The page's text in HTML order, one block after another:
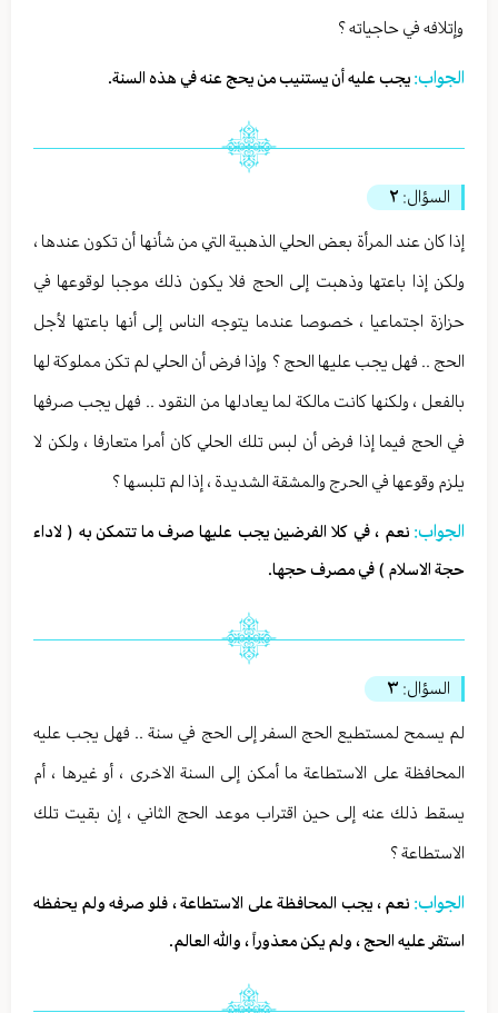
وإتلافه في حاجياته ؟
الجواب: يجب عليه أن يستنيب من يحج عنه في هذه السنة.
السؤال: ٢
إذا كان عند المرأة بعض الحلي الذهبية التي من شأنها أن تكون عندها ،
ولكن إذا باعتها وذهبت إلى الحج فلا يكون ذلك موجبا لوقوعها في
حزازة اجتماعيا ، خصوصا عندما يتوجه الناس إلى أنها باعتها لأجل
الحج .. فهل يجب عليها الحج ؟ وإذا فرض أن الحلي لم تكن مملوكة لها
بالفعل ، ولكنها كانت مالكة لما يعادلها من النقود .. فهل يجب صرفها
في الحج فيما إذا فرض أن لبس تلك الحلي كان أمرا متعارفا ، ولكن لا
يلزم وقوعها في الحرج والمشقة الشديدة ، إذا لم تلبسها ؟
الجواب:نعم ، في كلا الفرضين يجب عليها صرف ما تتمكن به ( لاداء
حجة الاسلام ) في مصرف حجها.
السؤال: ٣
لم يسمح لمستطيع الحج السفر إلى الحج في سنة .. فهل يجب عليه
المحافظة على الاستطاعة ما أمكن إلى السنة الاخرى ، أو غيرها ، أم
يسقط ذلك عنه إلى حين اقتراب موعد الحج الثاني ، إن بقيت تلك
الاستطاعة ؟
الجواب: نعم ، يجب المحافظة على الاستطاعة ، فلو صرفه ولم يحفظه
استقر عليه الحج ، ولم يكن معذوراً ، والله العالم.